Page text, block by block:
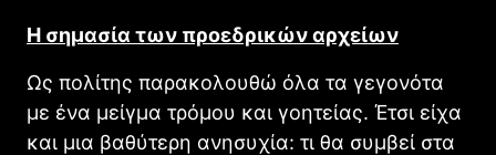
Η σημασία των προεδρικών αρχείων
Ως πολίτης παρακολουθώ όλα τα γεγονότα
με ένα μείγμα τρόμου και γοητείας. Έτσι είχα
και μια βαθύτερη ανησυχία: τι θα συμβεί στα